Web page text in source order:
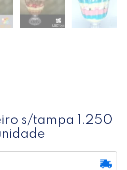
s/tampa 1.250